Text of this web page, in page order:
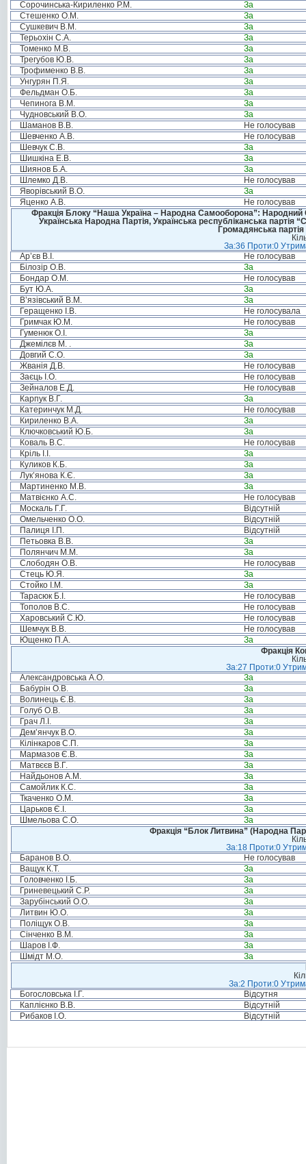
Сорочинська-Кириленко Р.М.
За
Стешенко О.М.
За
Сушкевич В.М.
За
Терьохін С.А.
За
Томенко М.В.
За
Трегубов Ю.В.
За
Трофименко В.В.
За
Унгурян П.Я.
За
Фельдман О.Б.
За
Чепинога В.М.
За
Чудновський В.О.
За
Шаманов В.В.
Не голосував
Шевченко А.В.
Не голосував
Шевчук С.В.
За
Шишкіна Е.В.
За
Шиянов Б.А.
За
Шлемко Д.В.
Не голосував
Яворівський В.О.
За
Яценко А.В.
Не голосував
Фракція Блоку “Наша Україна – Народна Самооборона”: Народний
Українська Народна Партія, Українська республіканська
Громадянська
За:36 Проти:0
Ар’єв В.І.
Не голосував
Білозір О.В.
За
Бондар О.М.
Не голосував
Бут Ю.А.
За
В’язівський В.М.
За
Геращенко І.В.
Не голосувала
Гримчак Ю.М.
Не голосував
Гуменюк О.І.
За
Джемілєв М. .
За
Довгий С.О.
За
Жванія Д.В.
Не голосував
Заєць І.О.
Не голосував
Зейналов Е.Д.
Не голосував
Карпук В.Г.
За
Катеринчук М.Д.
Не голосував
Кириленко В.А.
За
Ключковський Ю.Б.
За
Коваль В.С.
Не голосував
Кріль І.І.
За
Куликов К.Б.
За
Лук’янова К.Є.
За
Мартиненко М.В.
За
Матвієнко А.С.
Не голосував
Москаль Г.Г.
Відсутній
Омельченко О.О.
Відсутній
Палиця І.П.
Відсутній
Петьовка В.В.
За
Полянчич М.М.
За
Слободян О.В.
Не голосував
Стець Ю.Я.
За
Стойко І.М.
За
Тарасюк Б.І.
Не голосував
Тополов В.С.
Не голосував
Харовський С.Ю.
Не голосував
Шемчук В.В.
Не голосував
Ющенко П.А.
За
Фракція
За:27 Проти:0
Александровська А.О.
За
Бабурін О.В.
За
Волинець Є.В.
За
Голуб О.В.
За
Грач Л.І.
За
Дем’янчук В.О.
За
Кілінкаров С.П.
За
Мармазов Є.В.
За
Матвєєв В.Г.
За
Найдьонов А.М.
За
Самойлик К.С.
За
Ткаченко О.М.
За
Царьков Є.І.
За
Шмельова С.О.
За
Фракція “Блок Литвина” (Народна
За:18 Проти:0
Баранов В.О.
Не голосував
Ващук К.Т.
За
Головченко І.Б.
За
Гриневецький С.Р.
За
Зарубінський О.О.
За
Литвин Ю.О.
За
Поліщук О.В.
За
Сінченко В.М.
За
Шаров І.Ф.
За
Шмідт М.О.
За
За:2 Проти:0
Богословська І.Г.
Відсутня
Каплієнко В.В.
Відсутній
Рибаков І.О.
Відсутній